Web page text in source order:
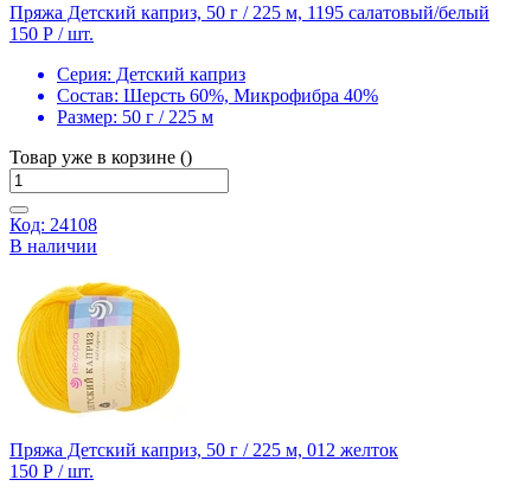
Пряжа Детский каприз, 50 г / 225 м, 1195 салатовый/белый
150 Р / шт.
Серия: Детский каприз
Состав: Шерсть 60%, Микрофибра 40%
Размер: 50 г / 225 м
Товар уже в корзине ()
Код: 24108
В наличии
Пряжа Детский каприз, 50 г / 225 м, 012 желток
150 Р / шт.